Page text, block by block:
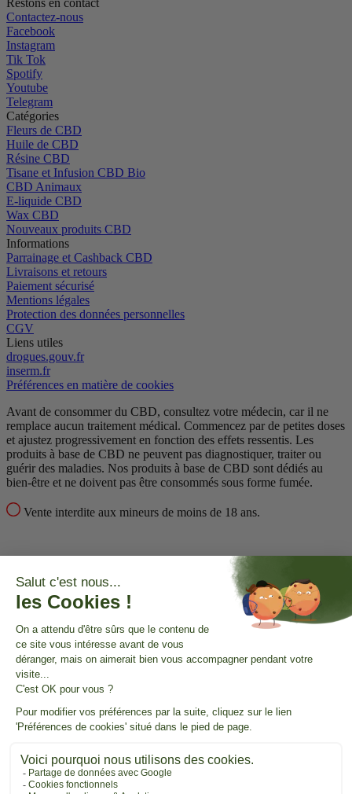
Restons en contact
Contactez-nous
Facebook
Instagram
Tik Tok
Spotify
Youtube
Telegram
Catégories
Fleurs de CBD
Huile de CBD
Résine CBD
Tisane et Infusion CBD Bio
CBD Animaux
E-liquide CBD
Wax CBD
Nouveaux produits CBD
Informations
Parrainage et Cashback CBD
Livraisons et retours
Paiement sécurisé
Mentions légales
Protection des données personnelles
CGV
Liens utiles
drogues.gouv.fr
inserm.fr
Préférences en matière de cookies
Avant de consommer du CBD, consultez votre médecin, car il ne
remplace aucun traitement médical. Commencez par de petites doses
et ajustez progressivement en fonction des effets ressentis. Les
produits à base de CBD ne peuvent pas diagnostiquer, traiter ou
guérir des maladies. Nos produits à base de CBD sont dédiés au
bien-être et ne doivent pas être consommés sous forme fumée.
Vente interdite aux mineurs de moins de 18 ans.